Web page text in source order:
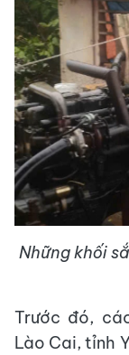
Những khối
Trước đó,
Lào Cai, tỉnh